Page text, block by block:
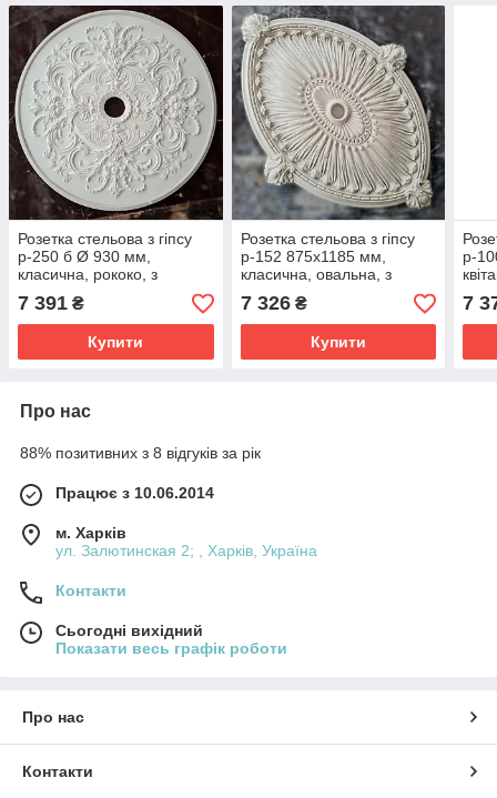
Розетка стельова з гіпсу
р-250 б Ø 930 мм,
класична, рококо, з
ліпнина з гіпсу
7 391 ₴
Купити
Розетка стельова з гіпсу
р-152 875х1185 мм,
класична, овальна, з
декором, ліпнина з гіпсу
7 326₴
Купити
р-
гіпсу
7
Про нас
88% позитивних з 8 відгуків за рік
Працює з 10.06.2014
м. Харків
ул. Залютинская 2; , Харків, Україна
Контакти
Сьогодні вихідний
Показати весь графік роботи
Про нас
Контакти